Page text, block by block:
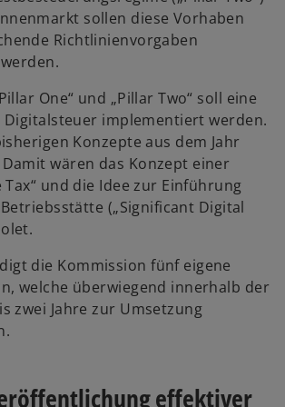
sollen diese Vorhaben
Richtlinienvorgaben
One“ und „Pillar Two“ soll eine
Digitalsteuer implementiert werden.
Konzepte aus dem Jahr
wären das Konzept einer
Tax“ und die Idee zur Einführung
(„Significant Digital
die Kommission fünf eigene
welche überwiegend innerhalb der
zwei Jahre zur Umsetzung
effektiver